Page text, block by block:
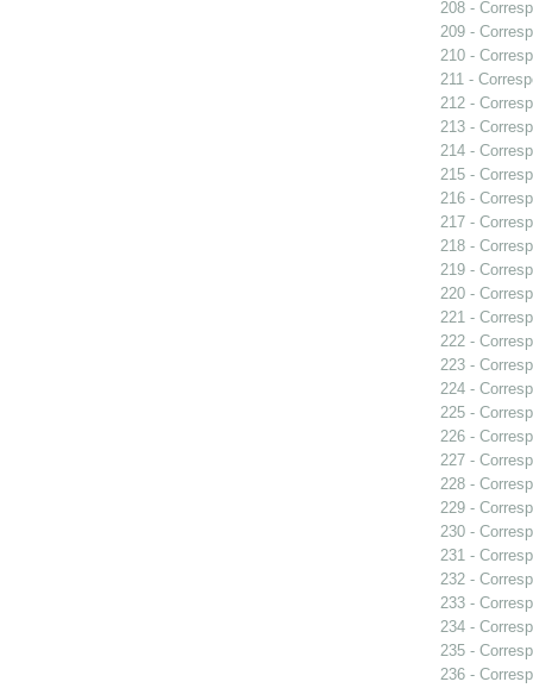
208 -
209 -
210 -
211 -
212 -
213 -
214 -
215 -
216 -
217 -
218 -
219 -
220 -
221 -
222 -
223 -
224 -
225 -
226 -
227 -
228 -
229 -
230 -
231 -
232 -
233 -
234 -
235 -
236 -